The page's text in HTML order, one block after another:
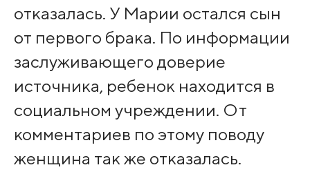
отказалась. У Марии остался сын
от первого брака. По информации
заслуживающего доверие
источника, ребенок находится в
социальном учреждении. От
комментариев по этому поводу
женщина так же отказалась.